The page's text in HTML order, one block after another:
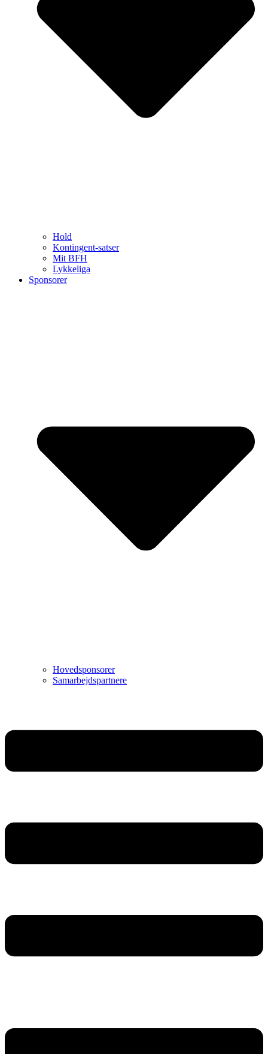
Hold
Kontingent-satser
Mit BFH
Lykkeliga
Sponsorer
Hovedsponsorer
Samarbejdspartnere